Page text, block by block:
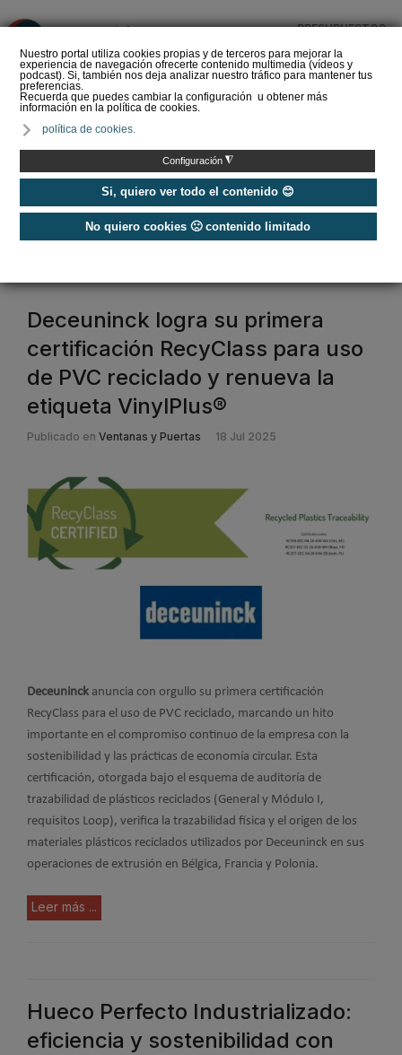
Nuestro portal utiliza cookies propias y de terceros para mejorar la
experiencia de navegación ofrecerte contenido multimedia (vídeos y
podcast). Si, también nos deja analizar nuestro tráfico para mantener tus
preferencias.
Recuerda que puedes cambiar la configuración u obtener más
información en la política de cookies.
política de cookies.
Configuración ◮
Si, quiero ver todo el contenido 😊
No quiero cookies 🙁 contenido limitado
PRESUPUESTOS
del Amperio (Episodio 3)
Etiquetas / Deceuninck
Deceuninck logra su primera
certificación RecyClass para uso
de PVC reciclado y renueva la
etiqueta VinylPlus®
Publicado en Ventanas y Puertas 18 Jul 2025
Deceuninck anuncia con orgullo su primera certificación
RecyClass para el uso de PVC reciclado, marcando un hito
importante en el compromiso continuo de la empresa con la
sostenibilidad y las prácticas de economía circular. Esta
certificación, otorgada bajo el esquema de auditoría de
trazabilidad de plásticos reciclados (General y Módulo I,
requisitos Loop), verifica la trazabilidad física y el origen de los
materiales plásticos reciclados utilizados por Deceuninck en sus
operaciones de extrusión en Bélgica, Francia y Polonia.
Leer más ...
Hueco Perfecto Industrializado:
eficiencia y sostenibilidad con